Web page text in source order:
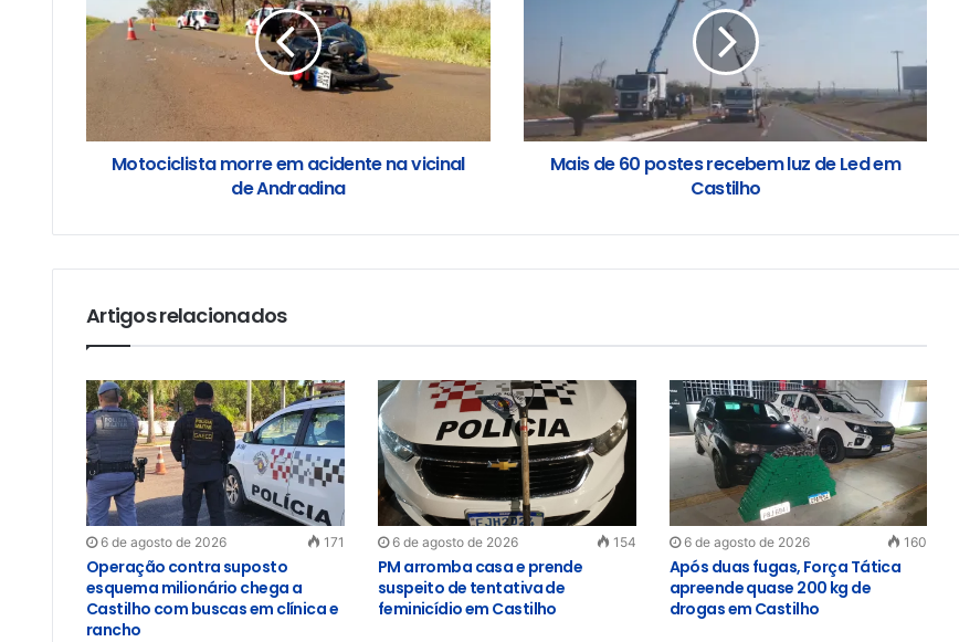
Motociclista morre em acidente na vicinal
de Andradina
Mais de 60 postes recebem luz de Led em
Castilho
Artigos relacionados
6 de agosto de 2026 171
Operação contra suposto
esquema milionário chega a
Castilho com buscas em clínica e
rancho
6 de agosto de 2026 154
PM arromba casa e prende
suspeito de tentativa de
feminicídio em Castilho
6 de agosto de 2026 160
Após duas fugas, Força Tática
apreende quase 200 kg de
drogas em Castilho